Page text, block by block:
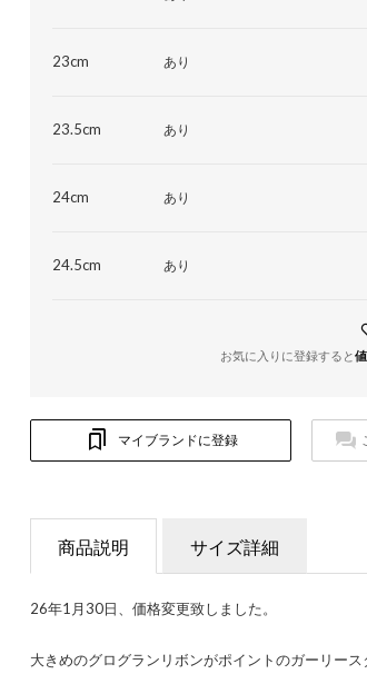
23cm あり
23.5cm あり
24cm あり
24.5cm あり
お気に入りに登録すると
マイブランドに登録
商品説明 サイズ詳細
26年1月30日、価格変更致しました。
大きめのグログランリボンがポイントのガーリース